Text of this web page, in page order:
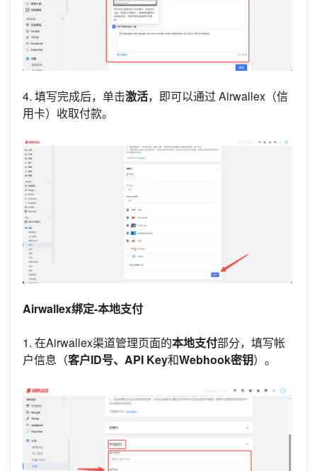
4. 填写完成后，单击激活，即可以通过 Airwallex（信
用卡）收取付款。
Airwallex绑定-本地支付
1. 在Airwallex渠道管理页面的本地支付部分，填写帐
户信息（客户ID号、API Key和Webhook密钥）。